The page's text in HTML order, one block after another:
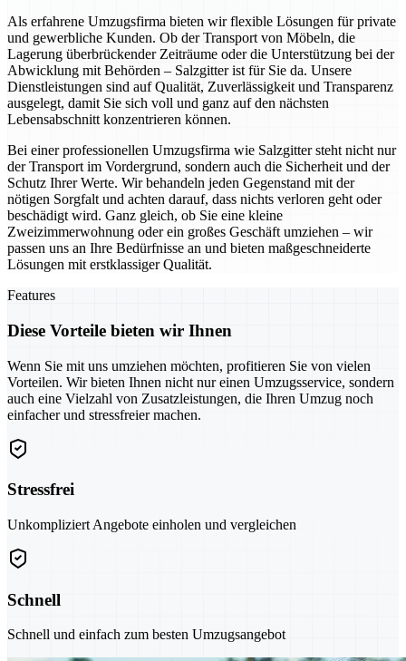
Als erfahrene Umzugsfirma bieten wir flexible Lösungen für private
und gewerbliche Kunden. Ob der Transport von Möbeln, die
Lagerung überbrückender Zeiträume oder die Unterstützung bei der
Abwicklung mit Behörden – Salzgitter ist für Sie da. Unsere
Dienstleistungen sind auf Qualität, Zuverlässigkeit und Transparenz
ausgelegt, damit Sie sich voll und ganz auf den nächsten
Lebensabschnitt konzentrieren können.
Bei einer professionellen Umzugsfirma wie Salzgitter steht nicht nur
der Transport im Vordergrund, sondern auch die Sicherheit und der
Schutz Ihrer Werte. Wir behandeln jeden Gegenstand mit der
nötigen Sorgfalt und achten darauf, dass nichts verloren geht oder
beschädigt wird. Ganz gleich, ob Sie eine kleine
Zweizimmerwohnung oder ein großes Geschäft umziehen – wir
passen uns an Ihre Bedürfnisse an und bieten maßgeschneiderte
Lösungen mit erstklassiger Qualität.
Features
Diese Vorteile bieten wir Ihnen
Wenn Sie mit uns umziehen möchten, profitieren Sie von vielen
Vorteilen. Wir bieten Ihnen nicht nur einen Umzugsservice, sondern
auch eine Vielzahl von Zusatzleistungen, die Ihren Umzug noch
einfacher und stressfreier machen.
Stressfrei
Unkompliziert Angebote einholen und vergleichen
Schnell
Schnell und einfach zum besten Umzugsangebot